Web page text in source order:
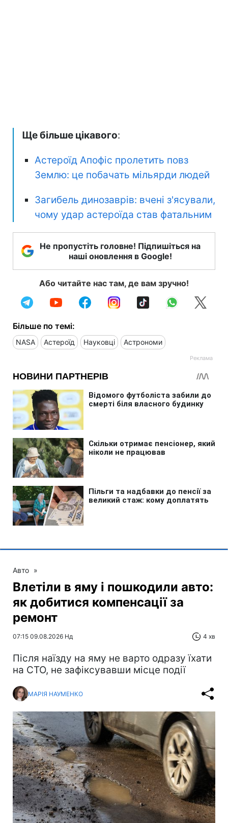
Ще більше цікавого:
Астероїд Апофіс пролетить повз
Землю: це побачать мільярди людей
Загибель динозаврів: вчені з'ясували,
чому удар астероїда став фатальним
Не пропустіть головне! Підпишіться на
наші оновлення в Google!
Або читайте нас там, де вам зручно!
Більше по темі:
NASA Астероїд Науковці Астрономи
Авто »
Влетіли в яму і пошкодили авто:
як добитися компенсації за
ремонт
07:15 09.08.2026 Нд 4 хв
Після наїзду на яму не варто одразу їхати
на СТО, не зафіксувавши місце події
МАРІЯ НАУМЕНКО